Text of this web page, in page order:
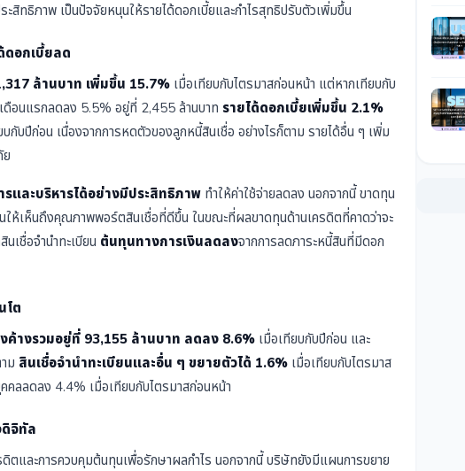
ทธิภาพ เป็นปัจจัยหนุนให้รายได้ดอกเบี้ยและกำไรสุทธิปรับตัวเพิ่มขึ้น
ดอกเบี้ยลด
ล้านบาท เพิ่มขึ้น 15.7% เมื่อเทียบกับไตรมาสก่อนหน้า แต่หากเทียบกับ
ดือนแรกลดลง 5.5% อยู่ที่ 2,455 ล้านบาท รายได้ดอกเบี้ยเพิ่มขึ้น 2.1%
บปีก่อน เนื่องจากการหดตัวของลูกหนี้สินเชื่อ อย่างไรก็ตาม รายได้อื่น ๆ เพิ่ม
ย
และบริหารได้อย่างมีประสิทธิภาพ ทำให้ค่าใช้จ่ายลดลง นอกจากนี้ ขาดทุน
ให้เห็นถึงคุณภาพพอร์ตสินเชื่อที่ดีขึ้น ในขณะที่ผลขาดทุนด้านเครดิตที่คาดว่าจะ
เชื่อจำนำทะเบียน ต้นทุนทางการเงินลดลงจากการลดภาระหนี้สินที่มีดอก
โต
ค้างรวมอยู่ที่ 93,155 ล้านบาท ลดลง 8.6% เมื่อเทียบกับปีก่อน และ
ม สินเชื่อจำนำทะเบียนและอื่น ๆ ขยายตัวได้ 1.6% เมื่อเทียบกับไตรมาส
คลลดลง 4.4% เมื่อเทียบกับไตรมาสก่อนหน้า
ดิจิทัล
ดิตและการควบคุมต้นทุนเพื่อรักษาผลกำไร นอกจากนี้ บริษัทยังมีแผนการขยาย